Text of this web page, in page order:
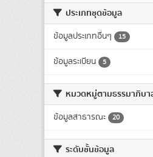
ประเภทชุดข้อมูล
ข้อมูลประเภทอื่นๆ 15
ข้อมูลระเบียน 5
หมวดหมู่ตามธรรมาภิบ
ข้อมูลสาธารณะ 20
ระดับชั้นข้อมูล